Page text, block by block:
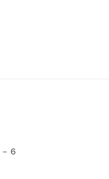
６